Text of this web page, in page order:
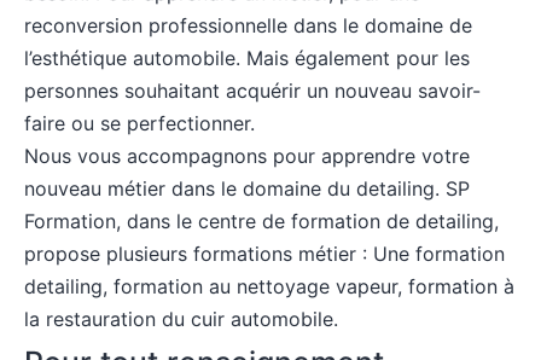
reconversion professionnelle dans le domaine de
l’esthétique automobile. Mais également pour les
personnes souhaitant acquérir un nouveau savoir-
faire ou se perfectionner.
Nous vous accompagnons pour apprendre votre
nouveau métier dans le domaine du detailing. SP
Formation, dans le centre de formation de detailing,
propose plusieurs formations métier : Une formation
detailing, formation au nettoyage vapeur, formation à
la restauration du cuir automobile.